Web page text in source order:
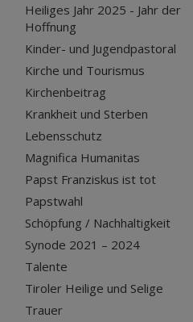
Heiliges Jahr 2025 - Jahr der
Hoffnung
Kinder- und Jugendpastoral
Kirche und Tourismus
Kirchenbeitrag
Krankheit und Sterben
Lebensschutz
Magnifica Humanitas
Papst Franziskus ist tot
Papstwahl
Schöpfung / Nachhaltigkeit
Synode 2021 – 2024
Talente
Tiroler Heilige und Selige
Trauer